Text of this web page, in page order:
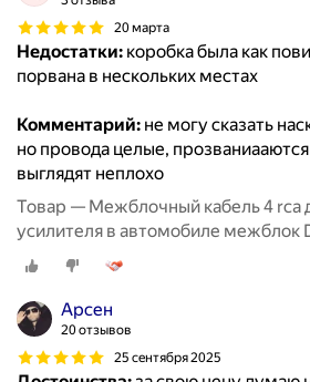
20 марта
Недостатки: коробка была как
порвана в нескольких местах
Комментарий: не могу сказать
но провода целые,
выглядят неплохо
Товар — Межблочный кабель 4 rca
усилителя в автомобиле межблок
Lite 4RCA 5M
Арсен
20 отзывов
25 сентября 2025